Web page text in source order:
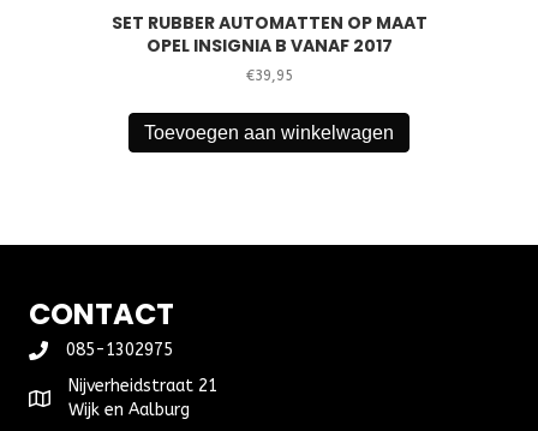
SET RUBBER AUTOMATTEN OP MAAT
OPEL INSIGNIA B VANAF 2017
€39,95
Toevoegen aan winkelwagen
CONTACT
085-1302975
Nijverheidstraat 21
Wijk en Aalburg